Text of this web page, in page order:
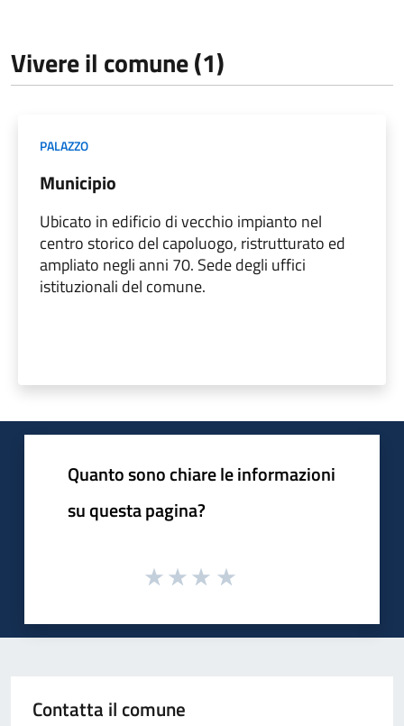
Vivere il comune (1)
PALAZZO
Municipio
Ubicato in edificio di vecchio impianto nel
centro storico del capoluogo, ristrutturato ed
ampliato negli anni 70. Sede degli uffici
istituzionali del comune.
Quanto sono chiare le informazioni
su questa pagina?
Contatta il comune